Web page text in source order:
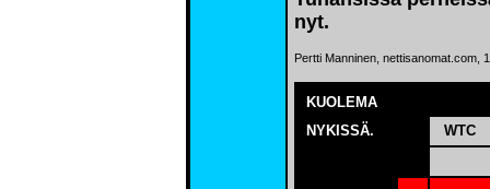
nyt.
Pertti Manninen, nettisanomat.com,
KUOLEMA
NYKISSÄ.
WTC